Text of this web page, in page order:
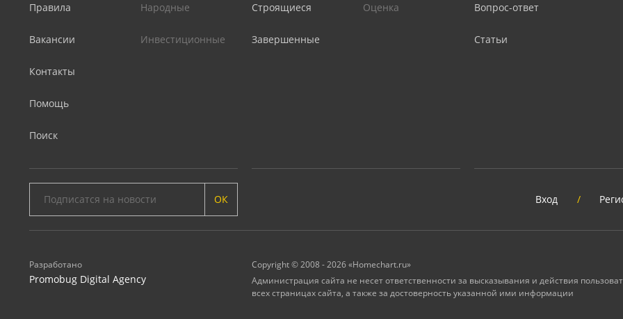
Правила
Вакансии
Контакты
Помощь
Поиск
Народные
Инвестиционные
Строящиеся
Завершенные
Оценка Вопрос-ответ
Статьи
ОК Вход /
Разработано
Promobug Digital Agency
Copyright © 2008 - 2026 «Homechart.ru»
Администрация сайта не несет ответственности за высказывания и действия
всех страницах сайта, а также за достоверность указанной ими информации